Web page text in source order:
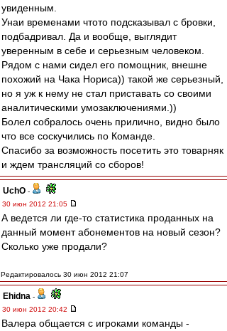
увиденным.
Унаи временами чтото подсказывал с бровки,
подбадривал. Да и вообще, выглядит
уверенным в себе и серьезным человеком.
Рядом с нами сидел его помощник, внешне
похожий на Чака Нориса)) такой же серьезный,
но я уж к нему не стал приставать со своими
аналитическими умозаключениями.))
Болел собралось очень прилично, видно было
что все соскучились по Команде.
Спасибо за возможность посетить это товарняк
и ждем трансляций со сборов!
UchO -
30 июн 2012 21:05
А ведется ли где-то статистика проданных на
данный момент абонементов на новый сезон?
Сколько уже продали?
Редактировалось 30 июн 2012 21:07
Ehidna -
30 июн 2012 20:42
Валера общается с игроками команды -